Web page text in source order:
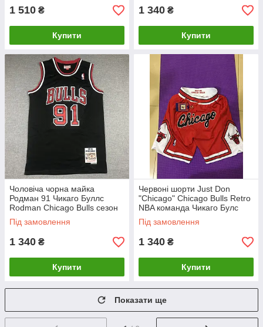
1 510 ₴
Купити
1 340 ₴
Купити
Чоловіча чорна майка
Родман 91 Чикаго Буллс
Rodman Chicago Bulls сезон
1997-1998
Під замовлення
1 340 ₴
Купити
Червоні шорти Just Don
"Chicago" Chicago Bulls Retro
NBA команда Чикаго Булс
Під замовлення
1 340 ₴
Купити
Показати ще